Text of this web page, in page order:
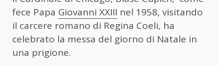
fece Papa Giovanni XXIII nel 1958, visitando
il carcere romano di Regina Coeli, ha
celebrato la messa del giorno di Natale in
una prigione.